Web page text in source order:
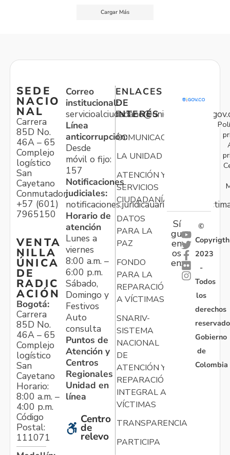
Cargar Más
SEDE
NACIO
NAL
Carrera
85D No.
46A – 65
Complejo
logístico
San
Cayetano
Conmutador:
+57 (601)
7965150
VENTA
NILLA
ÚNICA
DE
RADIC
ACIÓN
Bogotá:
Carrera
85D No.
46A – 65
Complejo
logístico
San
Cayetano
Horario:
8:00 a.m. –
4:00 p.m.
Código
Postal:
111071
Correo
institucional:
Línea
anticorrupción:
Desde
móvil o fijo:
157
Notificaciones
judiciales:
Horario de
atención
Lunes a
viernes
8:00 a.m. –
6:00 p.m.
Sábado,
Domingo y
Festivos
Auto
consulta
Puntos de
Atención y
Centros
Regionales
Unidad en
línea
Centro
de
relevo
ENLACES
DE
INTERÉS
COMUNICACIONES
LA UNIDAD
ATENCIÓN Y
SERVICIOS
CIUDADANÍA
DATOS
PARA LA
PAZ
FONDO
PARA LA
REPARACIÓN
A VÍCTIMAS
SNARIV-
SISTEMA
NACIONAL
DE
ATENCIÓN Y
REPARACIÓN
INTEGRAL A
VÍCTIMAS
TRANSPARENCIA
PARTICIPA
Sí
gu
en
os
en:
©
Copyrigth
2023
-
Todos
los
derechos
Gobierno
de
Colombia